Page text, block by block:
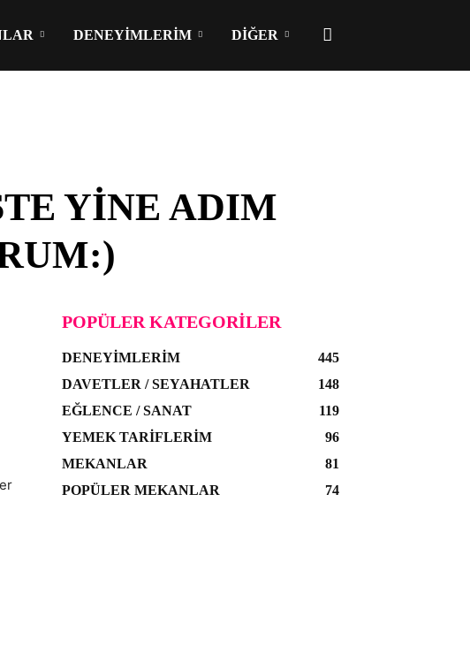
DENEYIMLERIM DIĞER
YINE ADIM
POPÜLER KATEGORILER
DENEYIMLERIM
445
DAVETLER / SEYAHATLER
148
EĞLENCE / SANAT
119
YEMEK TARIFLERIM
96
MEKANLAR
81
POPÜLER MEKANLAR
74